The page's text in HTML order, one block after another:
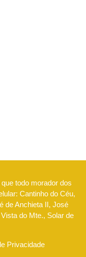
todo morador dos
Cantinho do Céu,
de Anchieta II, José
do Mte., Solar de
Privacidade